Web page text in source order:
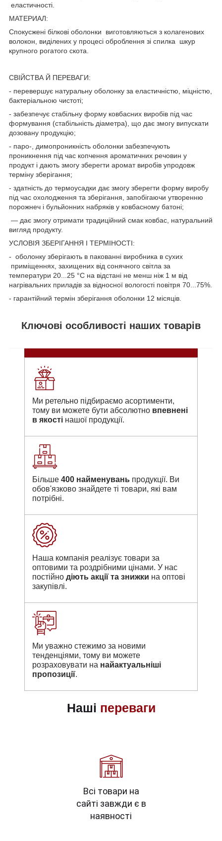
еластичності.
МАТЕРИАЛ:
Спокусжені білкові оболонки виготовляються з колагенових
волокон, виділених у процесі оброблення зі спилка шкур
крупного рогатого скота.
СВІЙСТВА Й ПЕРЕВАГИ:
- перевершує натуральну оболонку за еластичністю, міцністю,
бактеріальною чистоті;
- забезпечує стабільну форму ковбасних виробів під час
формування (стабільність діаметра), що дає змогу випускати
дозовану продукцію;
- паро-, димопроникність оболонки забезпечують
проникнення під час копчення ароматичних речовин у
продукт і дають змогу зберегти аромат виробів упродовж
терміну зберігання;
- здатність до термоусадки дає змогу зберегти форму виробу
під час охолодження та зберігання, запобігаючи утворенню
порожнеч і бульйонних набряків у ковбасному батоні;
— дає змогу отримати традиційний смак ковбас, натуральний
вигляд продукту.
УСЛОВІЯ ЗБЕРІГАННЯ І ТЕРМІНОСТІ:
- оболонку зберігають в пакованні виробника в сухих
приміщеннях, захищених від сонячного світла за
температури 20...25 °C на відстані не менш ніж 1 м від
нагрівальних приладів за відносної вологості повітря 70...75%.
- гарантійний термін зберігання оболонки 12 місяців.
Ключові особливості наших товарів
Ми ретельно підбираємо асортименти,
тому ви можете бути абсолютно впевнені
в якості нашої продукції.
Більше 400 найменувань продукції. Ви
обов'язково знайдете ті товари, які вам
потрібні.
Наша компанія реалізує товари за
оптовими та роздрібними цінами. У нас
постійно діють акції та знижки на оптові
закупівлі.
Ми уважно стежимо за новими
тенденціями, тому ви можете
розраховувати на найактуальніші
пропозиції.
Наші переваги
Всі товари на
сайті завжди є в
наявності